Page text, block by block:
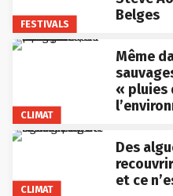
FESTIVALS
Belges
CLIMAT
Même
« pluies
CLIMAT
Des
et ce